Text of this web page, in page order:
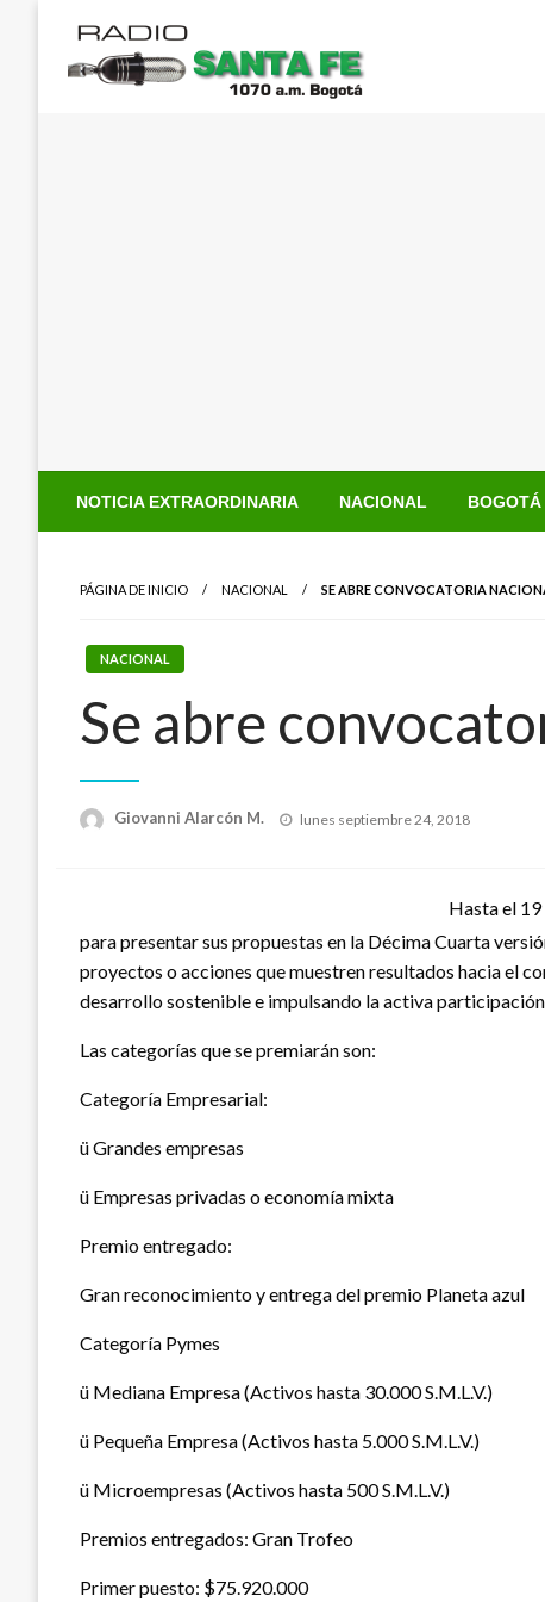
contenido
NOTICIA EXTRAORDINARIA NACIONAL BOGOTÁ
PÁGINA DE INICIO NACIONAL SE ABRE CONVOCATORIA
NACIONAL
Se abre
Giovanni Alarcón M.
Publicado
lunes septiembre 24, 2018
Hasta el
para presentar sus propuestas en la Décima Cuarta
proyectos o acciones que muestren resultados hacia el
desarrollo sostenible e impulsando la activa
Las categorías que se premiarán son:
Categoría Empresarial:
ü Grandes empresas
ü Empresas privadas o economía mixta
Premio entregado:
Gran reconocimiento y entrega del premio Planeta azul
Categoría Pymes
ü Mediana Empresa (Activos hasta 30.000 S.M.L.V.)
ü Pequeña Empresa (Activos hasta 5.000 S.M.L.V.)
ü Microempresas (Activos hasta 500 S.M.L.V.)
Premios entregados: Gran Trofeo
Primer puesto: $75.920.000